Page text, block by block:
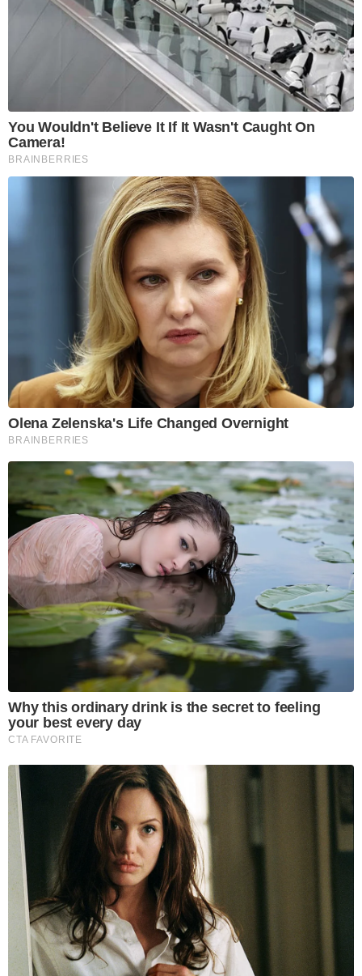
You Wouldn't Believe It If It Wasn't Caught On
Camera!
BRAINBERRIES
Olena Zelenska's Life Changed Overnight
BRAINBERRIES
Why this ordinary drink is the secret to feeling
your best every day
CTA FAVORITE